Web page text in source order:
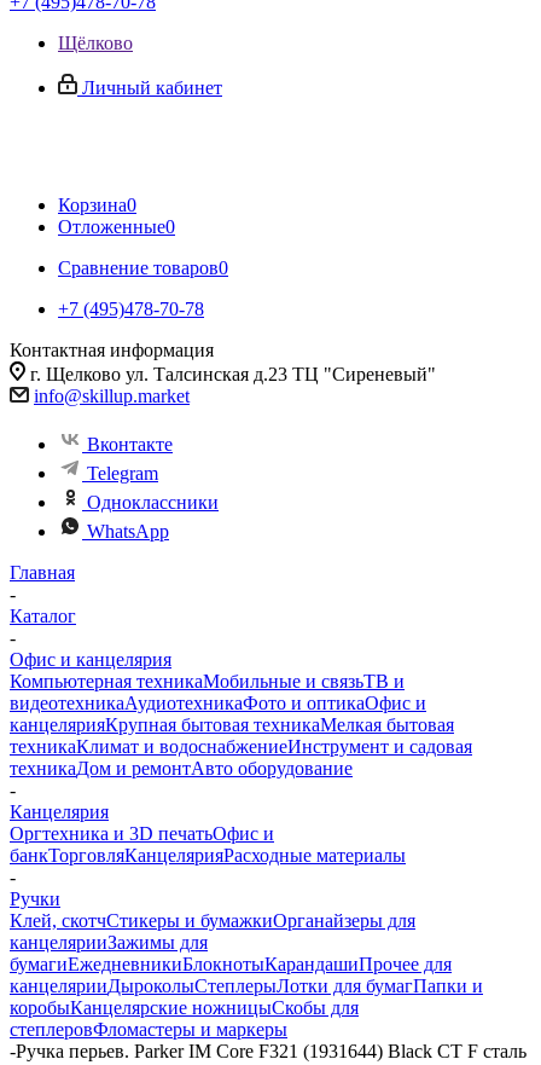
Щёлково
Личный кабинет
Корзина0
Отложенные0
Сравнение товаров0
+7 (495)478-70-78
Контактная информация
г. Щелково ул. Талсинская д.23 ТЦ "Сиреневый"
info@skillup.market
Вконтакте
Telegram
Одноклассники
WhatsApp
Главная
-
Каталог
-
Офис и канцелярия
Компьютерная техникаМобильные и связьТВ и
видеотехникаАудиотехникаФото и оптикаОфис и
канцелярияКрупная бытовая техникаМелкая бытовая
техникаКлимат и водоснабжениеИнструмент и садовая
техникаДом и ремонтАвто оборудование
-
Канцелярия
Оргтехника и 3D печатьОфис и
банкТорговляКанцелярияРасходные материалы
-
Ручки
Клей, скотчСтикеры и бумажкиОрганайзеры для
канцелярииЗажимы для
бумагиЕжедневникиБлокнотыКарандашиПрочее для
канцелярииДыроколыСтеплерыЛотки для бумагПапки и
коробыКанцелярские ножницыСкобы для
степлеровФломастеры и маркеры
-Ручка перьев. Parker IM Core F321 (1931644) Black CT F сталь